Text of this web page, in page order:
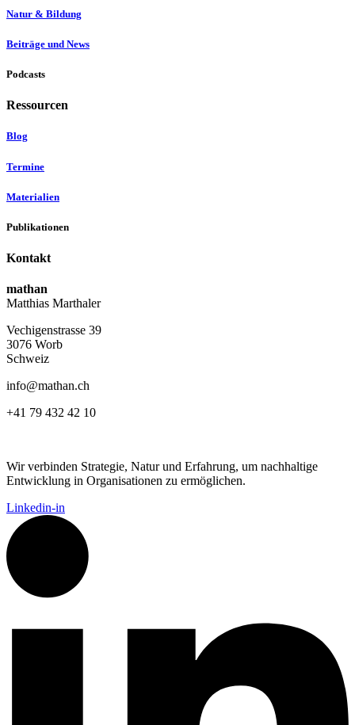
Natur & Bildung
Beiträge und News
Podcasts
Ressourcen
Blog
Termine
Materialien
Publikationen
Kontakt
mathan
Matthias Marthaler
Vechigenstrasse 39
3076 Worb
Schweiz
info@mathan.ch
+41 79 432 42 10
Wir verbinden Strategie, Natur und Erfahrung, um nachhaltige
Entwicklung in Organisationen zu ermöglichen.
Linkedin-in